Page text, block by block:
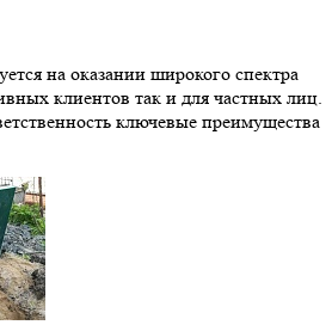
на оказании широкого спектра
клиентов так и для частных лиц.
ключевые преимущества